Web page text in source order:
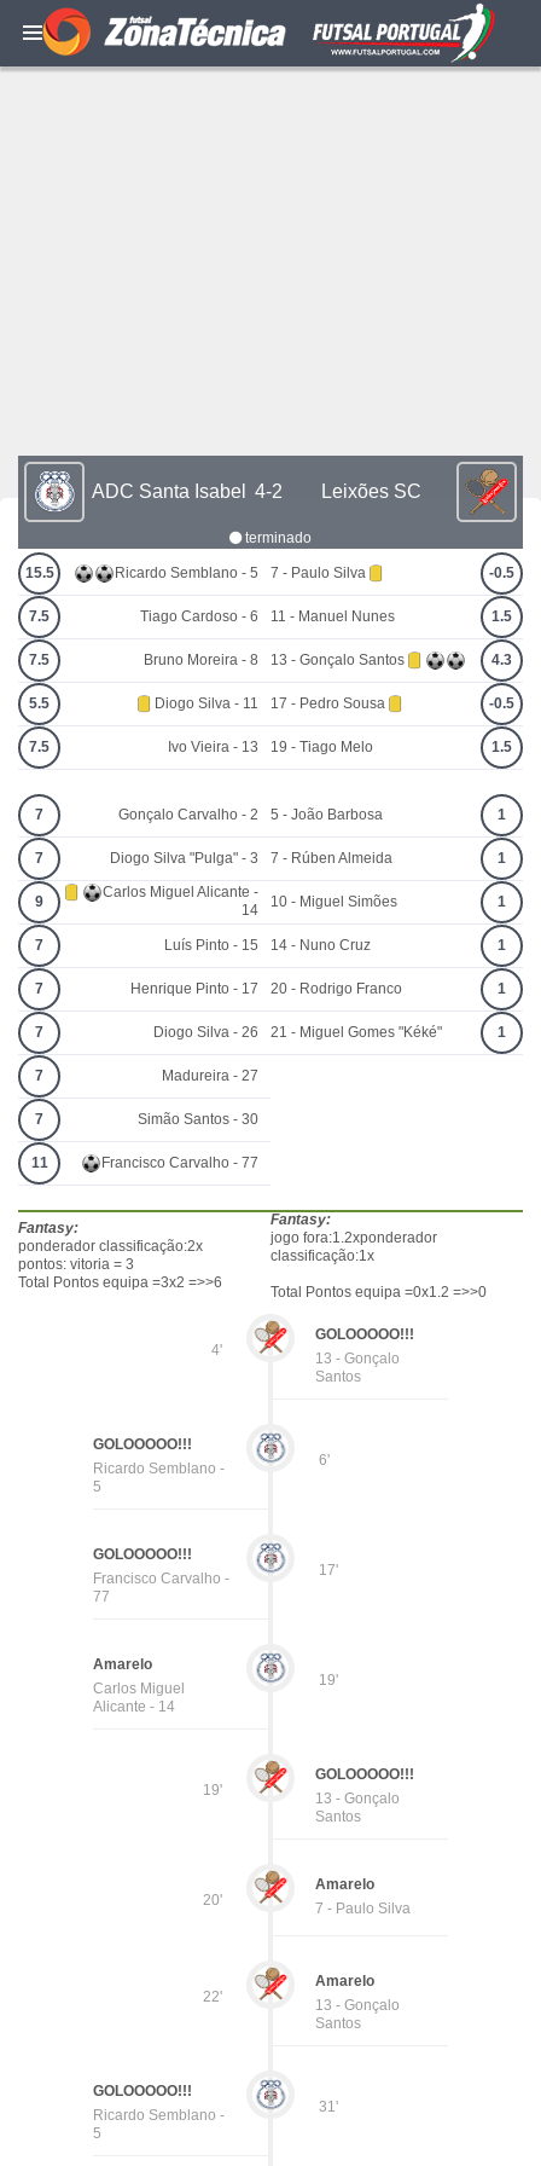
ADC Santa Isabel 4-2 Leixões SC
terminado
15.5 Ricardo Semblano - 5
7.5 Tiago Cardoso - 6
7.5 Bruno Moreira - 8
5.5 Diogo Silva - 11
7.5 Ivo Vieira - 13
7 - Paulo Silva -0.5
11 - Manuel Nunes 1.5
13 - Gonçalo Santos 4.3
17 - Pedro Sousa -0.5
19 - Tiago Melo 1.5
7 Gonçalo Carvalho - 2
7 Diogo Silva "Pulga" - 3
9
Carlos Miguel Alicante -
14
7 Luís Pinto - 15
7 Henrique Pinto - 17
7 Diogo Silva - 26
7 Madureira - 27
7 Simão Santos - 30
11 Francisco Carvalho - 77
5 - João Barbosa 1
7 - Rúben Almeida 1
10 - Miguel Simões 1
14 - Nuno Cruz 1
20 - Rodrigo Franco 1
21 - Miguel Gomes "Kéké" 1
Fantasy:
ponderador classificação:2x
pontos: vitoria = 3
Total Pontos equipa =3x2 =>>6
Fantasy:
jogo fora:1.2xponderador
classificação:1x
Total Pontos equipa =0x1.2 =>>0
4'
GOLOOOOO!!!
13 - Gonçalo
Santos
6'
GOLOOOOO!!!
Ricardo Semblano -
5
17'
GOLOOOOO!!!
Francisco Carvalho -
77
19'
Amarelo
Carlos Miguel
Alicante - 14
19'
GOLOOOOO!!!
13 - Gonçalo
Santos
20'
Amarelo
7 - Paulo Silva
22'
Amarelo
13 - Gonçalo
Santos
31'
GOLOOOOO!!!
Ricardo Semblano -
5